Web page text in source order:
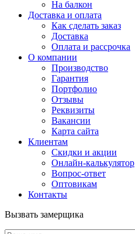
На балкон
Доставка и оплата
Как сделать заказ
Доставка
Оплата и рассрочка
О компании
Производство
Гарантия
Портфолио
Отзывы
Реквизиты
Вакансии
Карта сайта
Клиентам
Скидки и акции
Онлайн-калькулятор
Вопрос-ответ
Оптовикам
Контакты
Вызвать замерщика